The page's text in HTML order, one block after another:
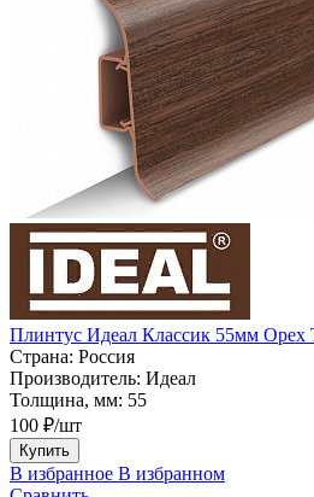
Плинтус Идеал Классик 55мм Орех
Страна: Россия
Производитель: Идеал
Толщина, мм: 55
100 ₽/шт
Купить
В избранное В избранном